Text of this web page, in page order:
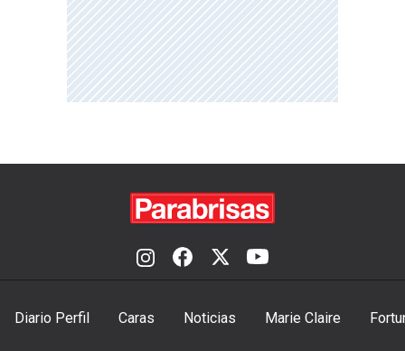
Diario Perfil Caras Noticias Marie Claire